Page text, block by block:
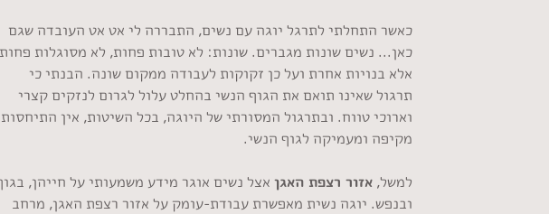
כאשר התחלתי לתרגל יוגה עם נשים, התבררה לי אט אט העובדה שגם
כאן... נשים שונות מגברים. שונות: לא טובות פחות, לא מסוגלות
אלא בנויות אחרת ועל כן זקוקות לעבודה ממקום שונה. הבנתי כי
תרגול שאינו תואם את הגוף הנשי בהחלט עלול לגרום לנזקים קצרי
וארוכי טווח. ובתרגול המסורתי של היוגה, בכל השיטות, אין התיחסות
מקיפה ומעמיקה לגוף הנשי.
למשל,אזור רצפת האגן אצל נשים אוגר מידע משמעותי על חייהן,
ובנפש. יוגה נשית מאפשרת עבודת-עומק על אזור רצפת האגן, מרחב